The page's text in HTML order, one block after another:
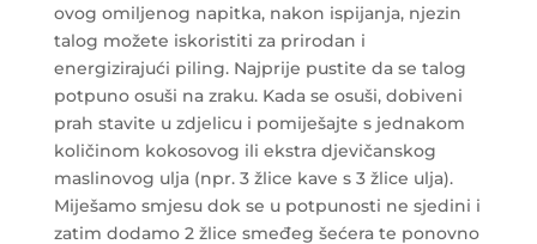
ovog omiljenog napitka, nakon ispijanja, njezin
talog možete iskoristiti za prirodan i
energizirajući piling. Najprije pustite da se talog
potpuno osuši na zraku. Kada se osuši, dobiveni
prah stavite u zdjelicu i pomiješajte s jednakom
količinom kokosovog ili ekstra djevičanskog
maslinovog ulja (npr. 3 žlice kave s 3 žlice ulja).
Miješamo smjesu dok se u potpunosti ne sjedini i
zatim dodamo 2 žlice smeđeg šećera te ponovno